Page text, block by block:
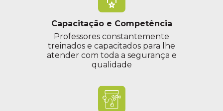
Capacitação e Competência
Professores constantemente
treinados e capacitados para lhe
atender com toda a segurança e
qualidade